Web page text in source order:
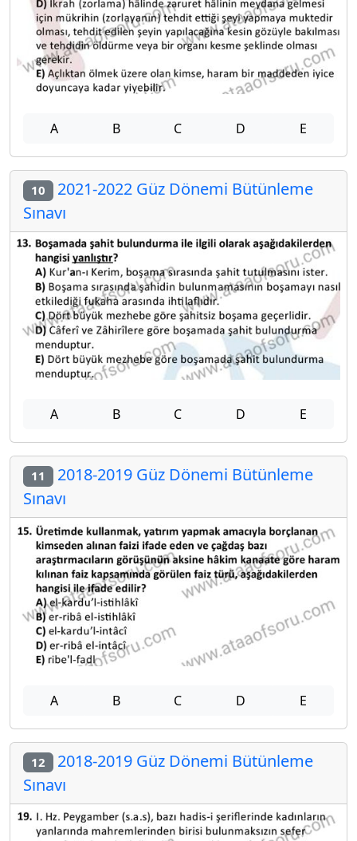
A B C D E
10 2021-2022 Güz Dönemi Bütünleme
Sınavı
A B C D E
11 2018-2019 Güz Dönemi Bütünleme
Sınavı
A B C D E
12 2018-2019 Güz Dönemi Bütünleme
Sınavı